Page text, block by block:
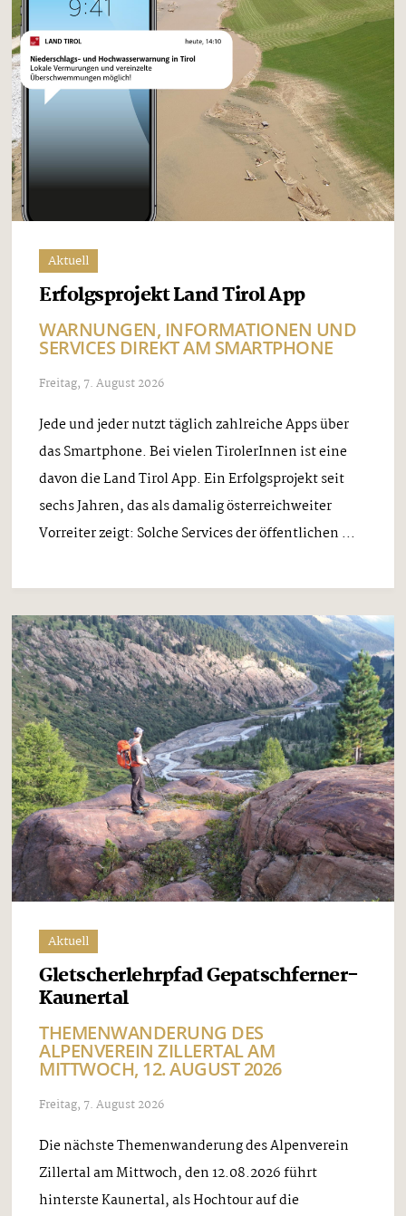
Aktuell
Erfolgsprojekt Land Tirol App
WARNUNGEN, INFORMATIONEN UND
SERVICES DIREKT AM SMARTPHONE
Freitag, 7. August 2026
Jede und jeder nutzt täglich zahlreiche Apps über
das Smartphone. Bei vielen TirolerInnen ist eine
davon die Land Tirol App. Ein Erfolgsprojekt seit
sechs Jahren, das als damalig österreichweiter
Vorreiter zeigt: Solche Services der öffentlichen ...
Aktuell
Gletscherlehrpfad Gepatschferner-
Kaunertal
THEMENWANDERUNG DES
ALPENVEREIN ZILLERTAL AM
MITTWOCH, 12. AUGUST 2026
Freitag, 7. August 2026
Die nächste Themenwanderung des Alpenverein
Zillertal am Mittwoch, den 12.08.2026 führt
hinterste Kaunertal, als Hochtour auf die